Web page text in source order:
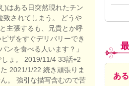
)はある日突然現れたチン
致されてしまう。 どうや
主張するも、兄貴とか呼
ザをすぐデリバリーでき
ンを食べる人います？」
ょ。 2019/11/4 33話+2
2021/1/22 続き頑張りま
。 強引な描写含むので苦
あ